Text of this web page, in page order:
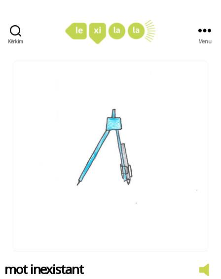
Kërkim Menu
mot inexistant